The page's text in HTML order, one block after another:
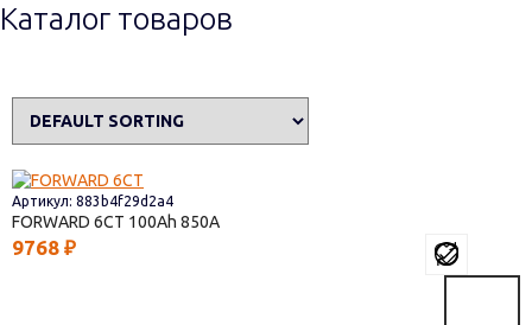
Каталог товаров
Артикул: 883b4f29d2a4
FORWARD 6СТ 100 850
9768 ₽